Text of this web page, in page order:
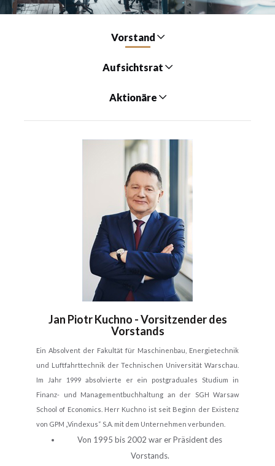
Vorstand
Aufsichtsrat
Aktionäre
Jan Piotr Kuchno - Vorsitzender des
Vorstands
Ein Absolvent der Fakultät für Maschinenbau, Energietechnik
und Luftfahrttechnik der Technischen Universität Warschau.
Im Jahr 1999 absolvierte er ein postgraduales Studium in
Finanz- und Managementbuchhaltung an der SGH Warsaw
School of Economics. Herr Kuchno ist seit Beginn der Existenz
von GPM „Vindexus“ S.A. mit dem Unternehmen verbunden.
Von 1995 bis 2002 war er Präsident des
Vorstands.